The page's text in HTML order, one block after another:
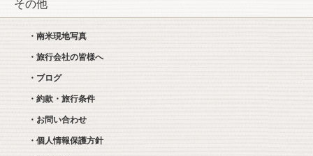
その他
・南米現地写真
・旅行会社の皆様へ
・ブログ
・約款・旅行条件
・お問い合わせ
・個人情報保護方針